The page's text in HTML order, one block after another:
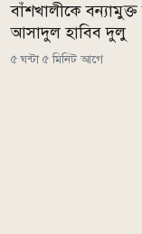
বাঁশখালীকে
আসাদুল হাবিব দুলু
৫ ঘন্টা ৫ মিনিট আগে